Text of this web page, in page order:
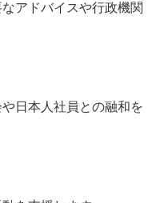
アドバイスや行政機関
日本人社員との融和を